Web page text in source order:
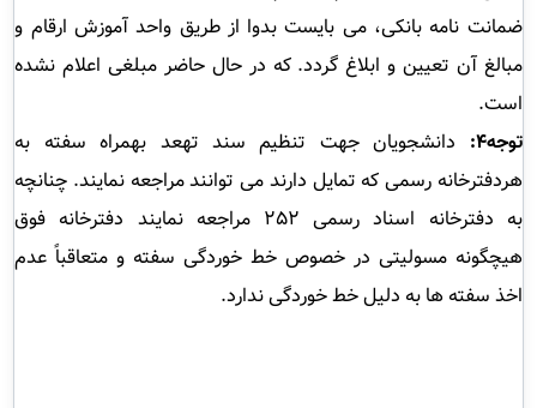
ضمانت نامه بانکی، می بایست بدوا از طریق واحد آموزش ارقام و
مبالغ آن تعیین و ابلاغ گردد. که در حال حاضر مبلغی اعلام نشده
است.
توجه4:
دانشجویان جهت تنظیم سند تهعد بهمراه سفته به
هردفترخانه رسمی که تمایل دارند می توانند مراجعه نمایند. چنانچه
به دفترخانه اسناد رسمی 252 مراجعه نمایند دفترخانه فوق
هیچگونه مسولیتی در خصوص خط خوردگی سفته و متعاقباً عدم
اخذ سفته ها به دلیل خط خوردگی ندارد.